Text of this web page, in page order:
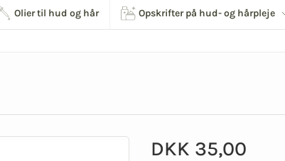
Olier til hud og hår Opskrifter på hud- og hårpleje
DKK 35,00